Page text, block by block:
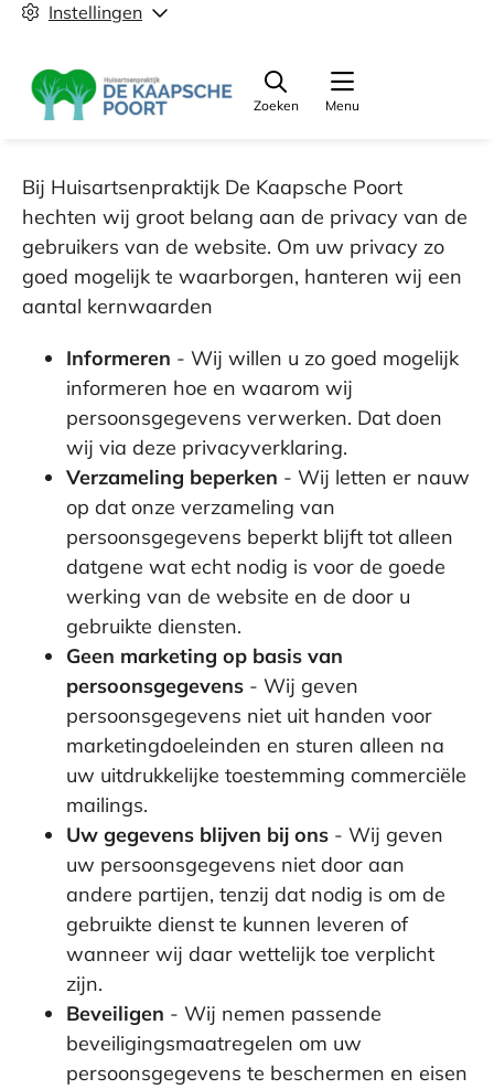
Instellingen
Menu
Zoeken
Bij Huisartsenpraktijk De Kaapsche Poort
hechten wij groot belang aan de privacy van de
gebruikers van de website. Om uw privacy zo
goed mogelijk te waarborgen, hanteren wij een
aantal kernwaarden
Informeren - Wij willen u zo goed mogelijk
informeren hoe en waarom wij
persoonsgegevens verwerken. Dat doen
wij via deze privacyverklaring.
Verzameling beperken - Wij letten er nauw
op dat onze verzameling van
persoonsgegevens beperkt blijft tot alleen
datgene wat echt nodig is voor de goede
werking van de website en de door u
gebruikte diensten.
Geen marketing op basis van
persoonsgegevens - Wij geven
persoonsgegevens niet uit handen voor
marketingdoeleinden en sturen alleen na
uw uitdrukkelijke toestemming commerciële
mailings.
Uw gegevens blijven bij ons - Wij geven
uw persoonsgegevens niet door aan
andere partijen, tenzij dat nodig is om de
gebruikte dienst te kunnen leveren of
wanneer wij daar wettelijk toe verplicht
zijn.
Beveiligen - Wij nemen passende
beveiligingsmaatregelen om uw
persoonsgegevens te beschermen en eisen